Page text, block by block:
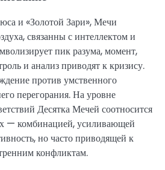
и «Золотой Зари», Мечи
связанны с интеллектом и
пик разума, момент,
и анализ приводят к кризису.
против умственного
перегорания. На уровне
Десятка Мечей соотносится
— комбинацией, усиливающей
но часто приводящей к
конфликтам.